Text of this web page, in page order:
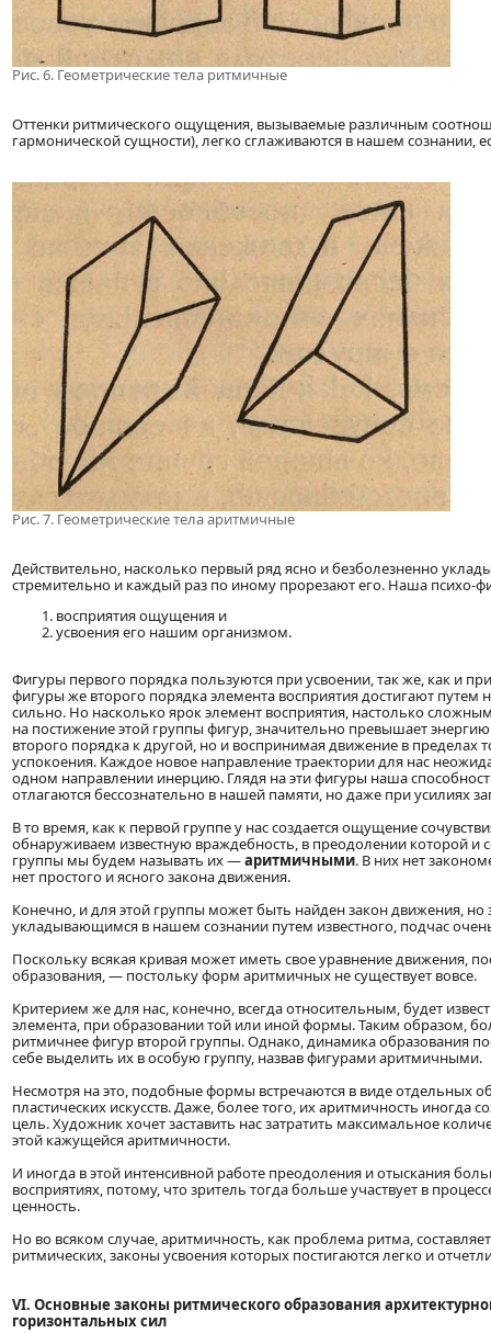
Рис. 6. Геометрические тела ритмичные
Оттенки ритмического ощущения, вызываемые различным
гармонической сущности), легко сглаживаются в нашем
Рис. 7. Геометрические тела аритмичные
Действительно, насколько первый ряд ясно и безболезненно
стремительно и каждый раз по иному прорезают его. Наша психо-
восприятия ощущения и
усвоения его нашим организмом.
Фигуры первого порядка пользуются при усвоении, так же, как и
фигуры же второго порядка элемента восприятия достигают путем
сильно. Но насколько ярок элемент восприятия, настолько
на постижение этой группы фигур, значительно превышает
второго порядка к другой, но и воспринимая движение в
успокоения. Каждое новое направление траектории для нас
одном направлении инерцию. Глядя на эти фигуры наша
отлагаются бессознательно в нашей памяти, но даже при усилиях
В то время, как к первой группе у нас создается ощущение
обнаруживаем известную враждебность, в преодолении которой и
группы мы будем называть их —аритмичными. В них нет
нет простого и ясного закона движения.
Конечно, и для этой группы может быть найден закон движения, но
укладывающимся в нашем сознании путем известного, подчас
Поскольку всякая кривая может иметь свое уравнение движения,
образования, — постольку форм аритмичных не существует вовсе.
Критерием же для нас, конечно, всегда относительным, будет
элемента, при образовании той или иной формы. Таким образом,
ритмичнее фигур второй группы. Однако, динамика образования
себе выделить их в особую группу, назвав фигурами аритмичными.
Несмотря на это, подобные формы встречаются в виде отдельных
пластических искусств. Даже, более того, их аритмичность
цель. Художник хочет заставить нас затратить максимальное
этой кажущейся аритмичности.
И иногда в этой интенсивной работе преодоления и отыскания
восприятиях, потому, что зритель тогда больше участвует в
ценность.
Но во всяком случае, аритмичность, как проблема ритма,
ритмических, законы усвоения которых постигаются легко и
VI. Основные законы ритмического образования
горизонтальных сил